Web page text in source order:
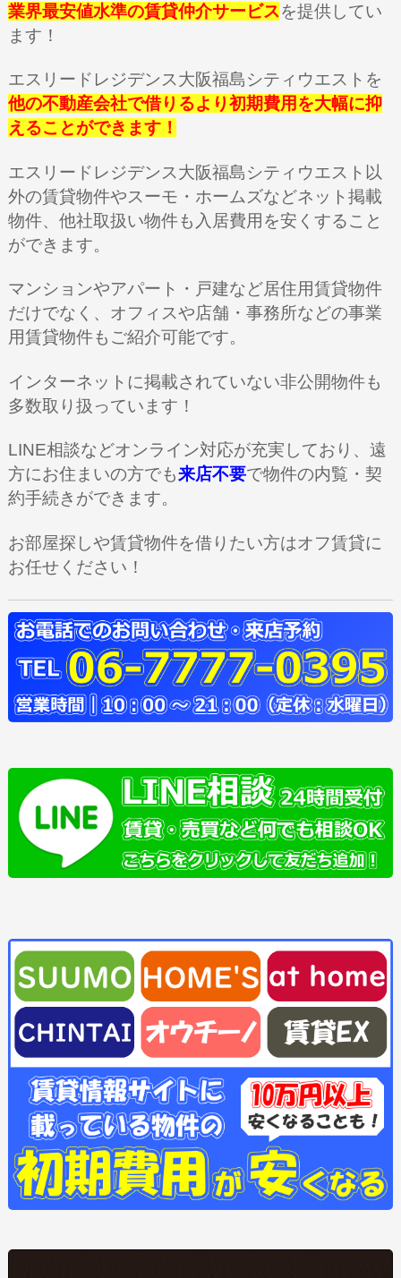
業界最安値水準の賃貸仲介サービスを提供してい
ます！
エスリードレジデンス大阪福島シティウエストを
他の不動産会社で借りるより初期費用を大幅に抑
えることができます！
エスリードレジデンス大阪福島シティウエスト以
外の賃貸物件やスーモ・ホームズなどネット掲載
物件、他社取扱い物件も入居費用を安くすること
ができます。
マンションやアパート・戸建など居住用賃貸物件
だけでなく、オフィスや店舗・事務所などの事業
用賃貸物件もご紹介可能です。
インターネットに掲載されていない非公開物件も
多数取り扱っています！
LINE相談などオンライン対応が充実しており、遠
方にお住まいの方でも来店不要で物件の内覧・契
約手続きができます。
お部屋探しや賃貸物件を借りたい方はオフ賃貸に
お任せください！